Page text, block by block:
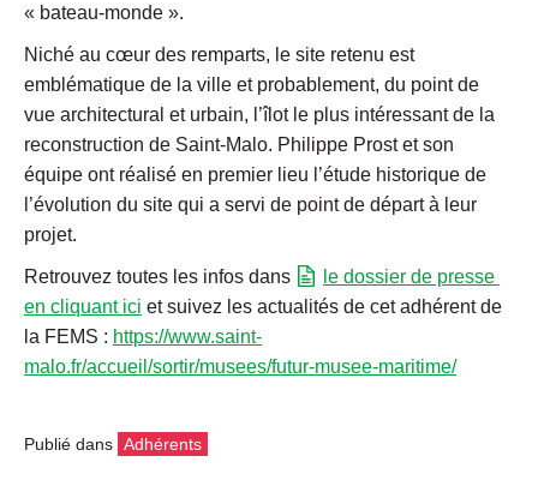
« bateau-monde ».
Niché au cœur des remparts, le site retenu est
emblématique de la ville et probablement, du point de
vue architectural et urbain, l’îlot le plus intéressant de la
reconstruction de Saint-Malo. Philippe Prost et son
équipe ont réalisé en premier lieu l’étude historique de
l’évolution du site qui a servi de point de départ à leur
projet.
Retrouvez toutes les infos dans
le dossier de presse
en cliquant ici et suivez les actualités de cet adhérent de
la FEMS : https://www.saint-
malo.fr/accueil/sortir/musees/futur-musee-maritime/
Publié dans Adhérents